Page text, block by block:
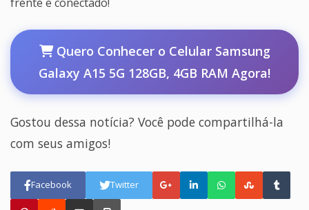
Quero Conhecer o Celular Samsung
Galaxy A15 5G 128GB, 4GB RAM Agora!
Gostou dessa notícia? Você pode compartilhá-la
com seus amigos!
Facebook Twitter